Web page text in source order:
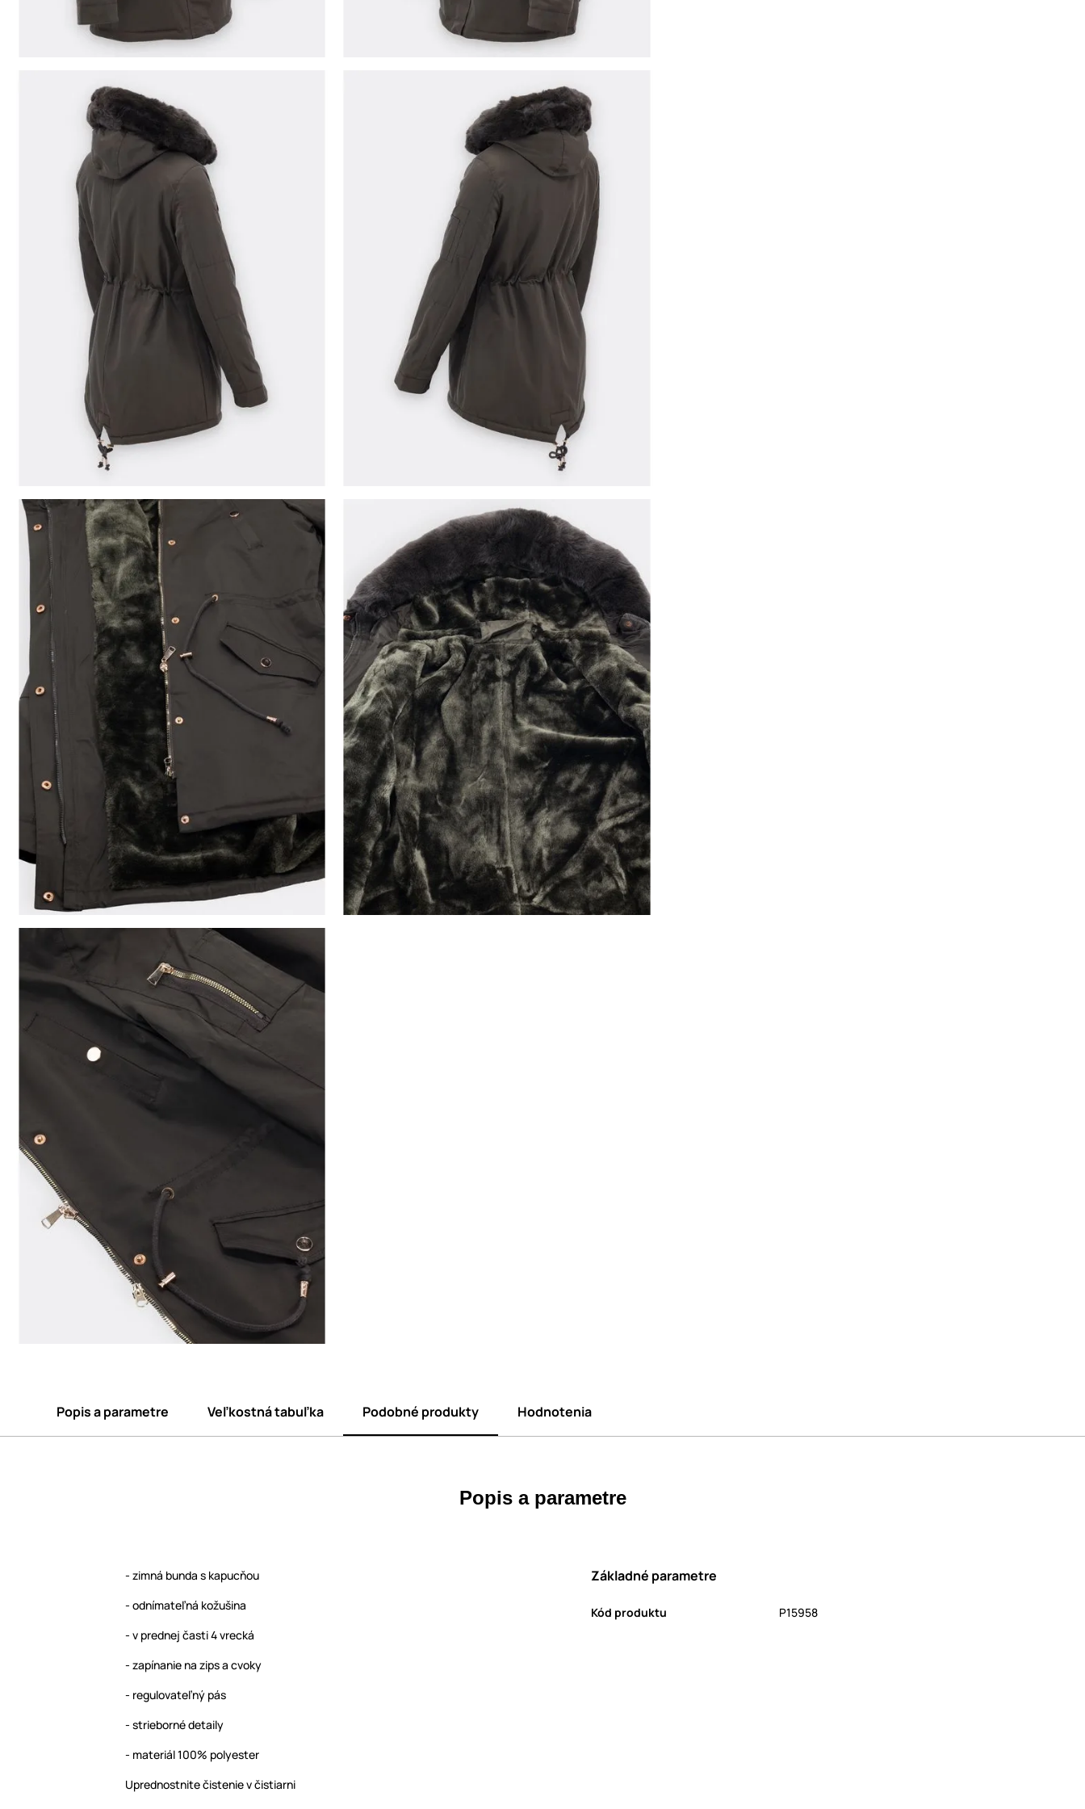
Popis a parametre Veľkostná tabuľka Podobné produkty Hodnotenia
Popis a parametre
- zimná bunda s kapucňou
- odnímateľná kožušina
- v prednej časti 4 vrecká
- zapínanie na zips a cvoky
- regulovateľný pás
- strieborné detaily
- materiál 100% polyester
Uprednostnite čistenie v čistiarni
Základné parametre
Kód produktu P15958